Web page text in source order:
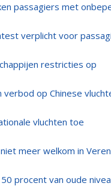
passagiers met
verplicht voor
restricties op
op Chinese
vluchten toe
meer welkom in
procent van oude